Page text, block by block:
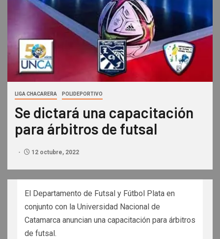
LIGA CHACARERA POLIDEPORTIVO
Se dictará una capacitación
para árbitros de futsal
12 octubre, 2022
El Departamento de Futsal y Fútbol Plata en
conjunto con la Universidad Nacional de
Catamarca anuncian una capacitación para árbitros
de futsal.